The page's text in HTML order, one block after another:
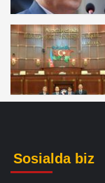
Sosialda biz